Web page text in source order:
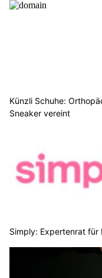
Künzli Schuhe:
Sneaker vereint
Simply: Expertenrat für